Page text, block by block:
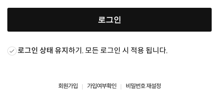
로그인
로그인 상태 유지하기. 모든 로그인 시 적용 됩니다.
회원가입 가입여부확인 비밀번호 재설정